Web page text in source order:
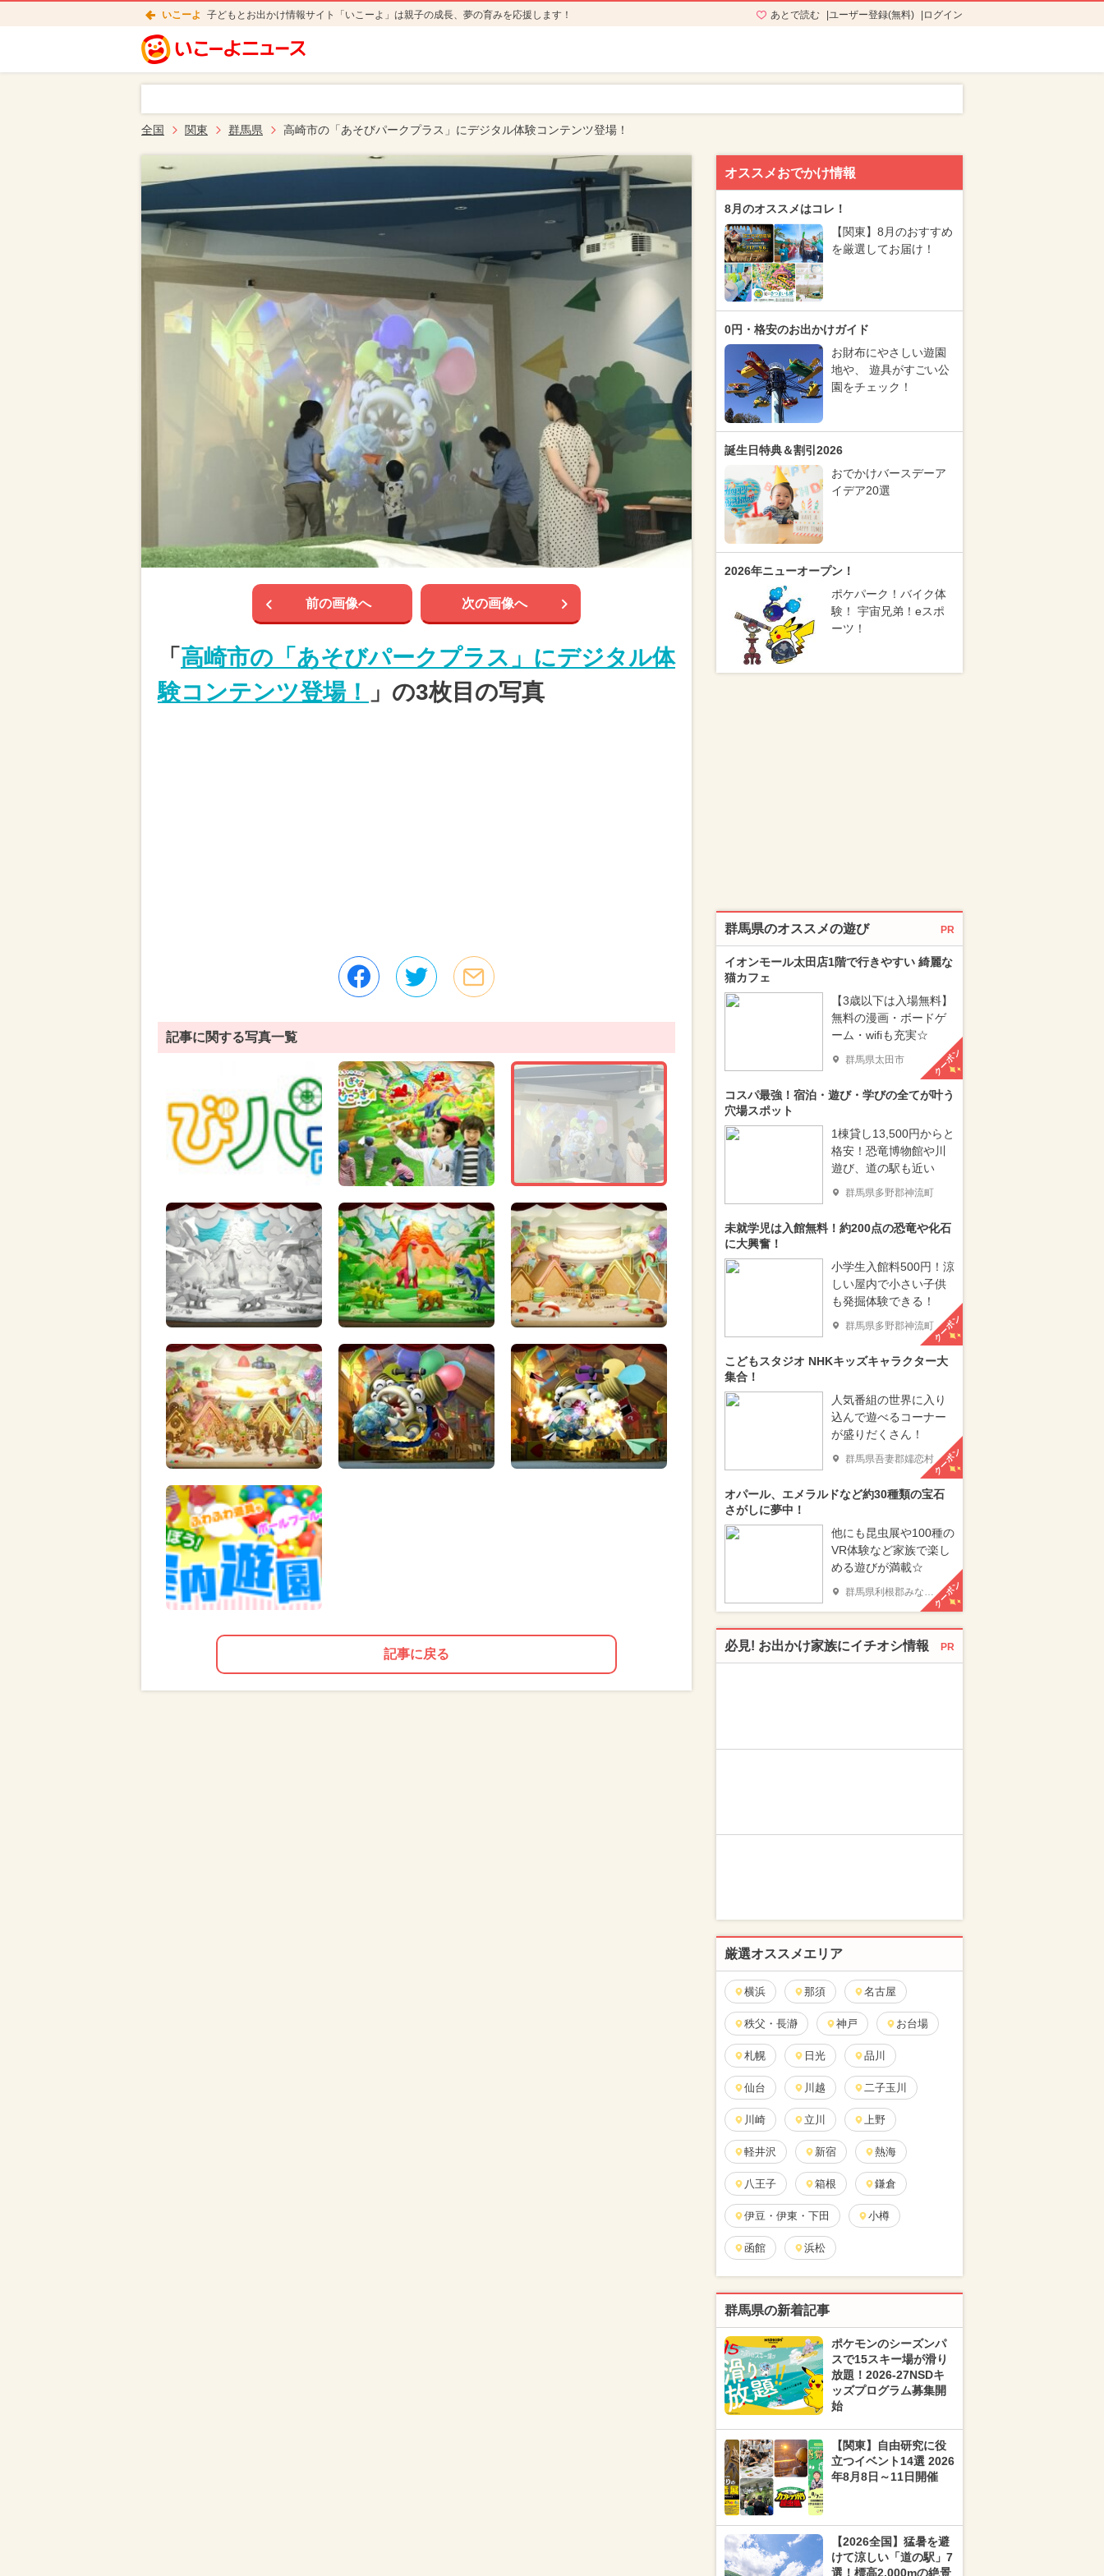
いこーよ 子どもとお出かけ情報サイト「いこーよ」は親子の成長、夢の育みを応援します！ あとで読む ユーザー登録(無料) ログイン
全国 関東 群馬県 高崎市の「あそびパークプラス」にデジタル体験コンテンツ登場！
前の画像へ 次の画像へ
「 高崎市の「あそびパークプラス」にデジタル体
験コンテンツ登場！
」の3枚目の写真
記事に関する写真一覧
記事に戻る
オススメおでかけ情報
8月のオススメはコレ！
【関東】8月のおすすめ
を厳選してお届け！
0円・格安のお出かけガイド
お財布にやさしい遊園
地や、 遊具がすごい公
園をチェック！
誕生日特典＆割引2026
おでかけバースデーア
イデア20選
2026年ニューオープン！
ポケパーク！バイク体
験！ 宇宙兄弟！eスポ
ーツ！
群馬県のオススメの遊び PR
イオンモール太田店1階で行きやすい 綺麗な
猫カフェ
【3歳以下は入場無料】
無料の漫画・ボードゲ
ーム・wifiも充実☆
群馬県太田市 クーポン
コスパ最強！宿泊・遊び・学びの全てが叶う
穴場スポット
1棟貸し13,500円からと
格安！恐竜博物館や川
遊び、道の駅も近い
群馬県多野郡神流町
未就学児は入館無料！約200点の恐竜や化石
に大興奮！
小学生入館料500円！涼
しい屋内で小さい子供
も発掘体験できる！
群馬県多野郡神流町クーポン
こどもスタジオ NHKキッズキャラクター大
集合！
人気番組の世界に入り
込んで遊べるコーナー
が盛りだくさん！
群馬県吾妻郡嬬恋村クーポン
オパール、エメラルドなど約30種類の宝石
さがしに夢中！
他にも昆虫展や100種の
VR体験など家族で楽し
める遊びが満載☆
群馬県利根郡みなかみ町 クーポン
必見! お出かけ家族にイチオシ情報 PR
厳選オススメエリア
横浜 那須 名古屋
秩父・長瀞 神戸 お台場
札幌 日光 品川
仙台 川越 二子玉川
川崎 立川 上野
軽井沢 新宿 熱海
八王子 箱根 鎌倉
伊豆・伊東・下田 小樽
函館 浜松
群馬県の新着記事
ポケモンのシーズンパ
スで15スキー場が滑り
放題！2026-27NSDキ
ッズプログラム募集開
始
【関東】自由研究に役
立つイベント14選 2026
年8月8日～11日開催
【2026全国】猛暑を避
けて涼しい「道の駅」7
選！標高2,000mの絶景